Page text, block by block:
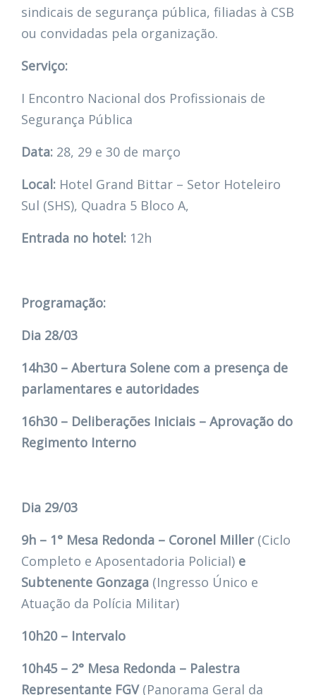
sindicais de segurança pública, filiadas à CSB
ou convidadas pela organização.
Serviço:
I Encontro Nacional dos Profissionais de
Segurança Pública
Data: 28, 29 e 30 de março
Local: Hotel Grand Bittar – Setor Hoteleiro
Sul (SHS), Quadra 5 Bloco A,
Entrada no hotel: 12h
Programação:
Dia 28/03
14h30 – Abertura Solene com a presença de
parlamentares e autoridades
16h30 – Deliberações Iniciais – Aprovação do
Regimento Interno
Dia 29/03
9h – 1° Mesa Redonda – Coronel Miller (Ciclo
Completo e Aposentadoria Policial) e
Subtenente Gonzaga (Ingresso Único e
Atuação da Polícia Militar)
10h20 – Intervalo
10h45 – 2° Mesa Redonda – Palestra
Representante FGV (Panorama Geral da